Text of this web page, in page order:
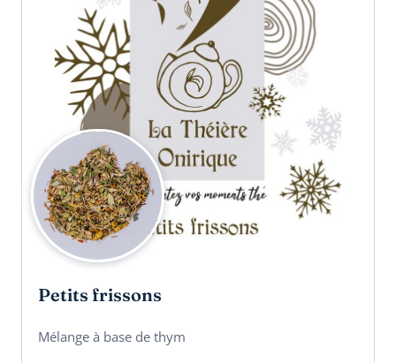
Petits frissons
Mélange à base de thym